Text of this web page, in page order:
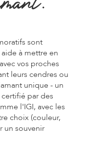
sont
à mettre en
vos proches
leurs cendres ou
unique - un
par des
l'IGI, avec les
choix (couleur,
un souvenir